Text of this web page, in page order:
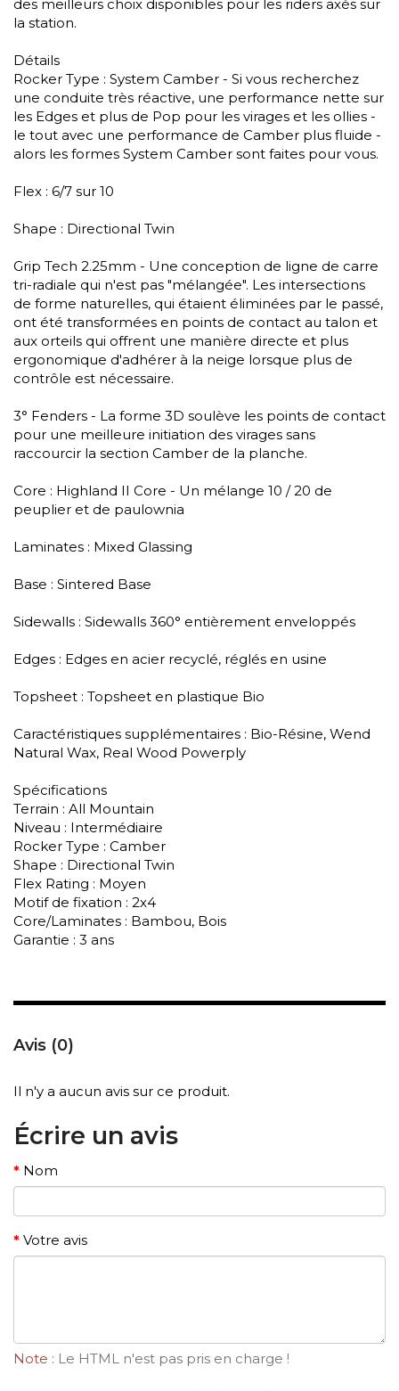
des meilleurs choix disponibles pour les riders axés sur
la station.
Détails
Rocker Type : System Camber - Si vous recherchez
une conduite très réactive, une performance nette sur
les Edges et plus de Pop pour les virages et les ollies -
le tout avec une performance de Camber plus fluide -
alors les formes System Camber sont faites pour vous.
Flex : 6/7 sur 10
Shape : Directional Twin
Grip Tech 2.25mm - Une conception de ligne de carre
tri-radiale qui n'est pas "mélangée". Les intersections
de forme naturelles, qui étaient éliminées par le passé,
ont été transformées en points de contact au talon et
aux orteils qui offrent une manière directe et plus
ergonomique d'adhérer à la neige lorsque plus de
contrôle est nécessaire.
3° Fenders - La forme 3D soulève les points de contact
pour une meilleure initiation des virages sans
raccourcir la section Camber de la planche.
Core : Highland II Core - Un mélange 10 / 20 de
peuplier et de paulownia
Laminates : Mixed Glassing
Base : Sintered Base
Sidewalls : Sidewalls 360° entièrement enveloppés
Edges : Edges en acier recyclé, réglés en usine
Topsheet : Topsheet en plastique Bio
Caractéristiques supplémentaires : Bio-Résine, Wend
Natural Wax, Real Wood Powerply
Spécifications
Terrain : All Mountain
Niveau : Intermédiaire
Rocker Type : Camber
Shape : Directional Twin
Flex Rating : Moyen
Motif de fixation : 2x4
Core/Laminates : Bambou, Bois
Garantie : 3 ans
Avis (0)
Il n'y a aucun avis sur ce produit.
Écrire un avis
Nom
Votre avis
Note : Le HTML n'est pas pris en charge !